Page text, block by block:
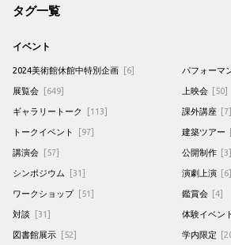
タグ一覧
イベント
2024美術館休館中特別企画 [6]
展覧会 [649]
ギャラリートーク [113]
トークイベント [97]
講演会 [57]
シンポジウム [31]
ワークショップ [51]
対談 [31]
図書館展示 [52]
パフォーマ
上映会 [50]
課外講座 [7]
建築ツアー
公開制作 [3]
演劇上演 [6]
鑑賞会 [4]
体験イベン
学内限定